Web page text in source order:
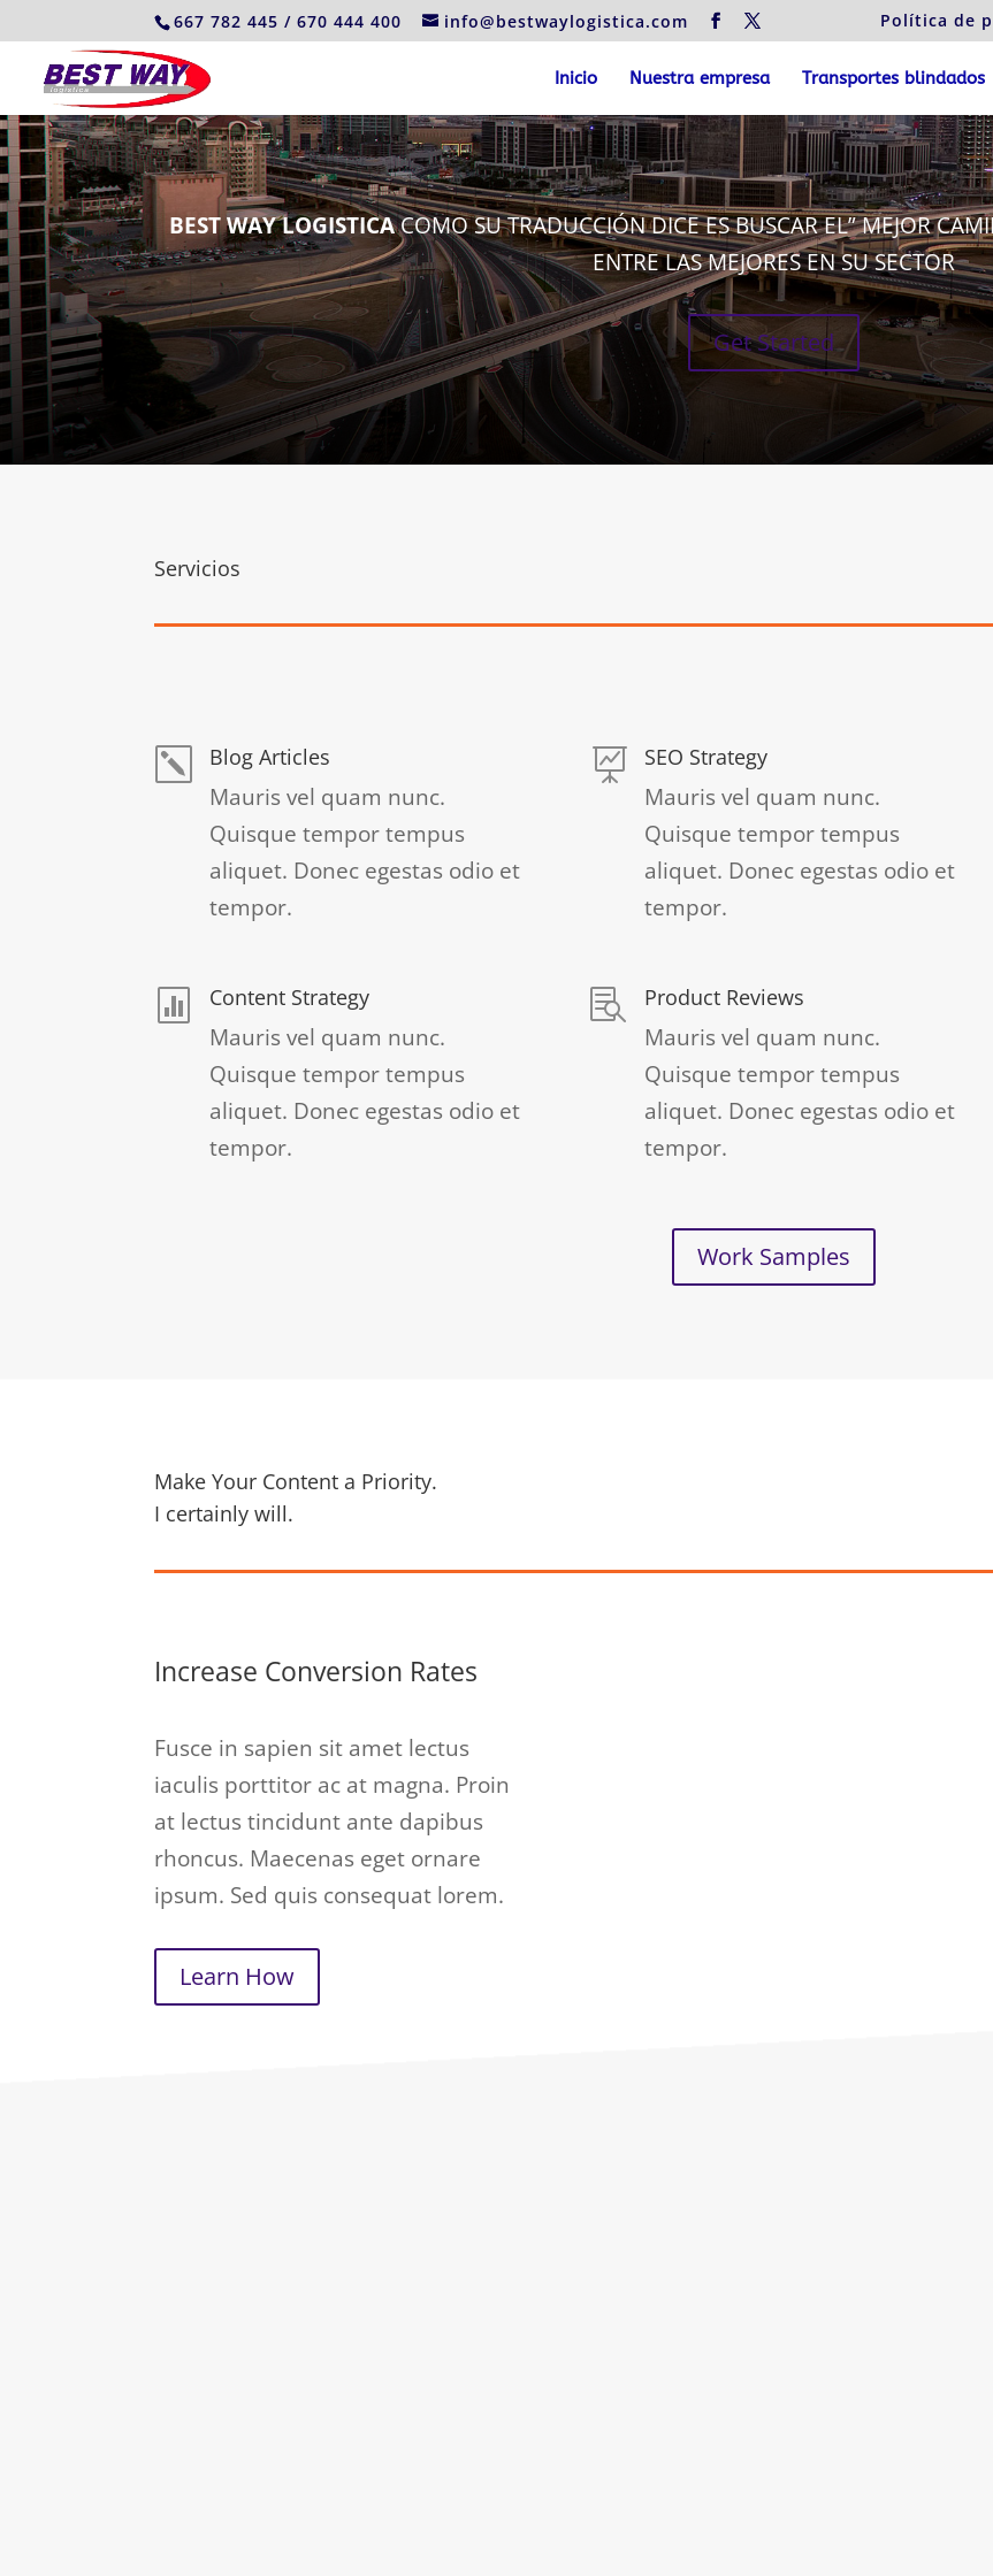
667 782 445 / 670 444 400 info@bestwaylogistica.com Política de
Inicio Nuestra empresa Transportes blindados
BEST WAY LOGISTICACOMO SU TRADUCCIÓN DICE ES BUSCAR EL” MEJOR
ENTRE LAS MEJORES EN SU SECTOR
Get Started
Servicios
k Blog Articles
Mauris vel quam nunc.
Quisque tempor tempus
aliquet. Donec egestas odio et
tempor.
 SEO Strategy
Mauris vel quam nunc.
Quisque tempor tempus
aliquet. Donec egestas odio et
tempor.
 Content Strategy
Mauris vel quam nunc.
Quisque tempor tempus
aliquet. Donec egestas odio et
tempor.
 Product Reviews
Mauris vel quam nunc.
Quisque tempor tempus
aliquet. Donec egestas odio et
tempor.
Work Samples
Make Your Content a Priority.
I certainly will.
Increase Conversion Rates
Fusce in sapien sit amet lectus
iaculis porttitor ac at magna. Proin
at lectus tincidunt ante dapibus
rhoncus. Maecenas eget ornare
ipsum. Sed quis consequat lorem.
Learn How